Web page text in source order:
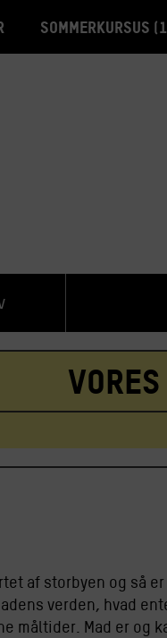
Sommerkursus
af storbyen og så
verden, hvad
måltider. Mad er og